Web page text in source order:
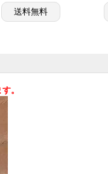
16promaxケース
の！
送料無料
。